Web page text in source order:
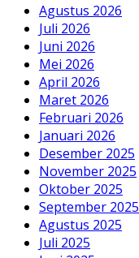
Agustus 2026
Juli 2026
Juni 2026
Mei 2026
April 2026
Maret 2026
Februari 2026
Januari 2026
Desember 2025
November 2025
Oktober 2025
September 2025
Agustus 2025
Juli 2025